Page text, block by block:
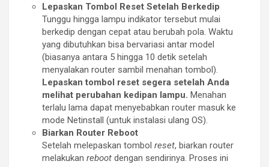
Lepaskan Tombol Reset Setelah Berkedip
Tunggu hingga lampu indikator tersebut mulai
berkedip dengan cepat atau berubah pola. Waktu
yang dibutuhkan bisa bervariasi antar model
(biasanya antara 5 hingga 10 detik setelah
menyalakan router sambil menahan tombol).
Lepaskan tombol reset segera setelah Anda
melihat perubahan kedipan lampu. Menahan
terlalu lama dapat menyebabkan router masuk ke
mode Netinstall (untuk instalasi ulang OS).
Biarkan Router Reboot
Setelah melepaskan tombol reset, biarkan router
melakukan reboot dengan sendirinya. Proses ini